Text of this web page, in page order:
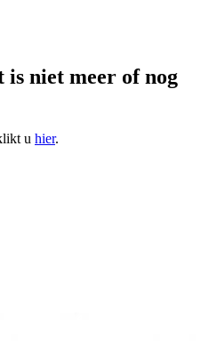
niet meer of nog
u hier.